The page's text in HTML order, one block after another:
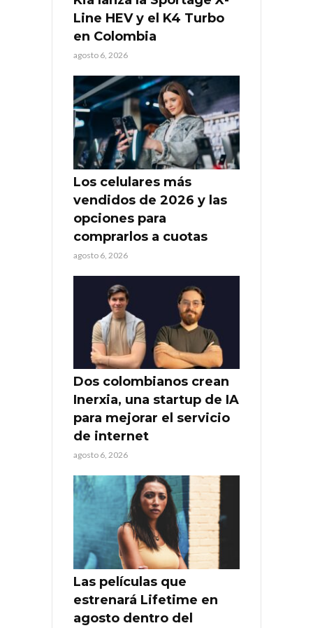
Line HEV y el K4 Turbo
en Colombia
agosto 6, 2026
Los celulares más
vendidos de 2026 y las
opciones para
comprarlos a cuotas
agosto 6, 2026
Dos colombianos crean
Inerxia, una startup de IA
para mejorar el servicio
de internet
agosto 6, 2026
Las películas que
estrenará Lifetime en
agosto dentro del